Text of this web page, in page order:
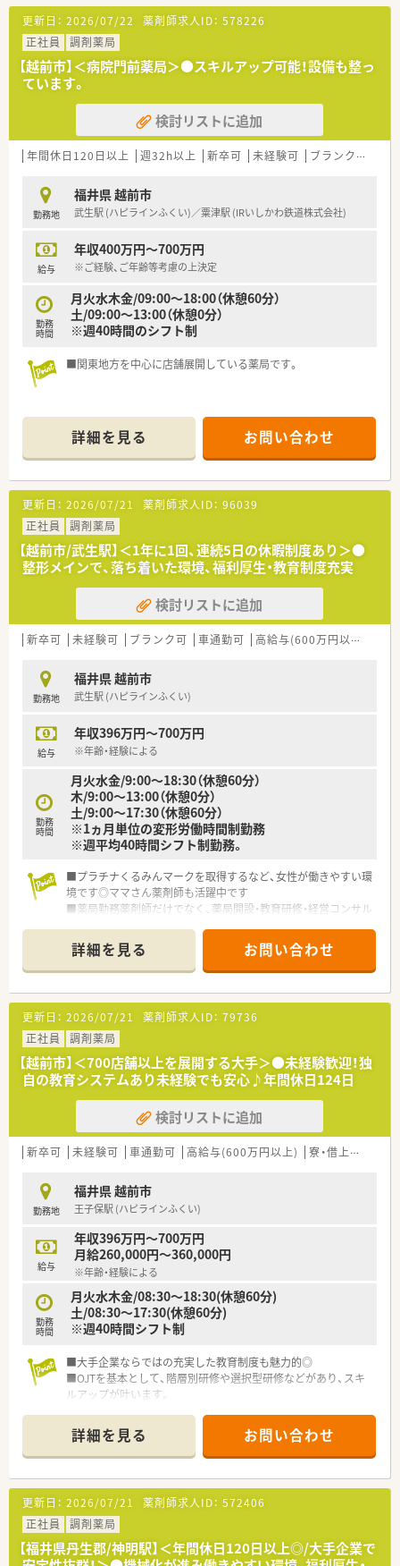
【法人特徴について】
■調剤薬局を主軸に、介護施設運営や医薬品卸事業など多角的に
展開しています
■良質な医療・介護サービスの提供を理念に、市場ニーズに応え
サポートしています
■東海・関西・関東圏に94店舗を展開し、安定した経営基盤を持
つ企業です
【勤務実態について】
■年間休日は123日と多く、週休2日制でしっかりお休みを取得
■残業時間は月平均6.5時間と少なめで、プライベートとの両立
が図りやすい環境です
■転居のないエリア社員と、手当が手厚いナショナル社員の選択
【想定される業務内容】
を担当していただきます
■総合病院門前のため、多岐にわたる診療科の処方箋応需を通じ
てスキルアップが望めます
入れて取り組んでいます
更新日： 2026/07/22 薬剤師求人ID： 578226
正社員
調剤薬局
【越前市】＜病院門前薬局＞●スキルアップ可能！設備も整っ
ています。
検討リストに追加
年間休日120日以上 週32h以上 新卒可 未経験可 ブランク可
勤務地
福井県 越前市
武生駅 (ハピラインふくい)／粟津駅 (IRいしかわ鉄道株式会社)
給与
年収400万円～700万円
※ご経験、ご年齢等考慮の上決定
勤務
時間
月火水木金/09:00～18:00（休憩60分）
土/09:00～13:00（休憩0分）
※週40時間のシフト制
■関東地方を中心に店舗展開している薬局です。
詳細を見る お問い合わせ
更新日： 2026/07/21 薬剤師求人ID： 96039
正社員
調剤薬局
【越前市/武生駅】＜1年に1回、連続5日の休暇制度あり＞●
整形メインで、落ち着いた環境、福利厚生・教育制度充実
検討リストに追加
新卒可 未経験可 ブランク可 車通勤可 高給与(600万円以上)
勤務地
福井県 越前市
武生駅 (ハピラインふくい)
給与
年収396万円～700万円
※年齢・経験による
勤務
時間
月火水金/9:00～18:30（休憩60分）
木/9:00～13:00（休憩0分）
土/9:00～17:30（休憩60分）
※1ヵ月単位の変形労働時間制勤務
※週平均40時間シフト制勤務。
■プラチナくるみんマークを取得するなど、女性が働きやすい環
境です◎ママさん薬剤師も活躍中です
■薬局勤務薬剤師だけでなく、薬局開設・教育研修・経営コンサル
詳細を見る お問い合わせ
更新日： 2026/07/21 薬剤師求人ID： 79736
正社員
調剤薬局
【越前市】＜700店舗以上を展開する大手＞●未経験歓迎！独
自の教育システムあり未経験でも安心♪年間休日124日
検討リストに追加
新卒可 未経験可 車通勤可 高給与(600万円以上) 寮・借上社宅あり
勤務地
福井県 越前市
王子保駅 (ハピラインふくい)
給与
年収396万円～700万円
月給260,000円～360,000円
※年齢・経験による
勤務
時間
月火水木金/08:30～18:30(休憩60分)
土/08:30～17:30(休憩60分)
※週40時間シフト制
■大手企業ならではの充実した教育制度も魅力的◎
■OJTを基本として、階層別研修や選択型研修などがあり、スキ
ルアップが叶います。
理部門、採用・コンサルタントなどにもゆくゆく挑戦できる環境
です
詳細を見る お問い合わせ
更新日： 2026/07/21 薬剤師求人ID： 572406
正社員
調剤薬局
【福井県丹生郡/神明駅】＜年間休日120日以上◎/大手企業で